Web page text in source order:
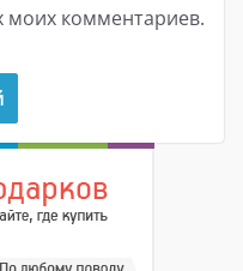
моих комментариев.